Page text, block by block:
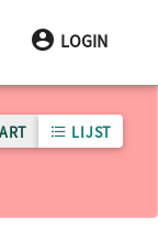
PAGINALOGIN
of buurt.LIJST